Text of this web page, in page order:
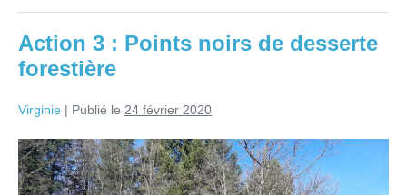
Action 3 : Points noirs de desserte
forestière
Virginie | Publié le 24 février 2020